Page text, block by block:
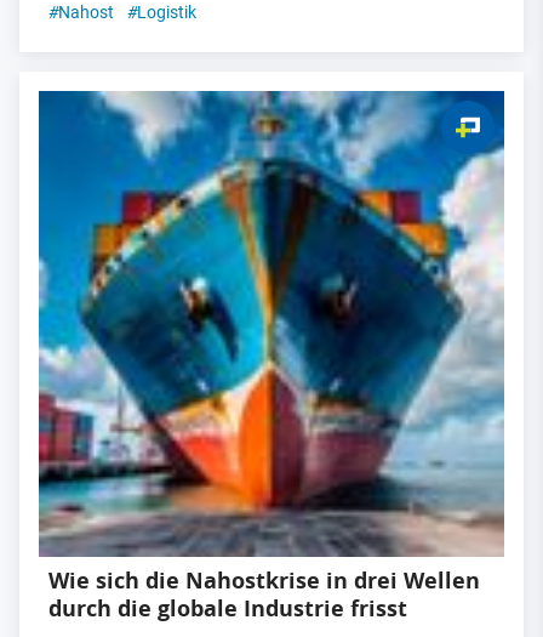
#Nahost #Logistik
Wie sich die Nahostkrise in drei Wellen
durch die globale Industrie frisst